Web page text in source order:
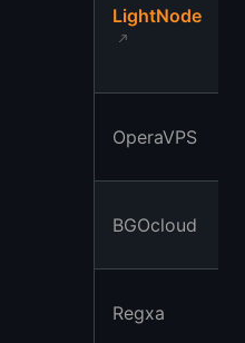
LightNode
OperaVPS
BGOcloud
Regxa